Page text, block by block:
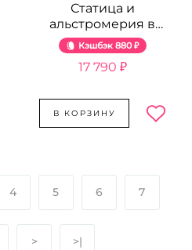
Статица и
альстромерия в
букете - 51 шт.
Кэшбэк 880 ₽
17 790 ₽
В КОРЗИНУ
4 5 6 7
> >|